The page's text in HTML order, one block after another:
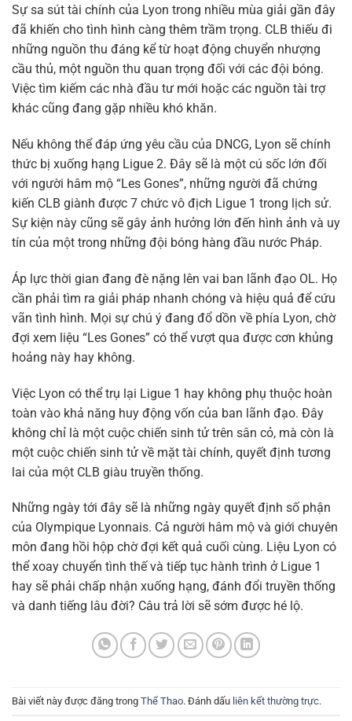
Sự sa sút tài chính của Lyon trong nhiều mùa giải gần đây
đã khiến cho tình hình càng thêm trầm trọng. CLB thiếu đi
những nguồn thu đáng kể từ hoạt động chuyển nhượng
cầu thủ, một nguồn thu quan trọng đối với các đội bóng.
Việc tìm kiếm các nhà đầu tư mới hoặc các nguồn tài trợ
khác cũng đang gặp nhiều khó khăn.
Nếu không thể đáp ứng yêu cầu của DNCG, Lyon sẽ chính
thức bị xuống hạng Ligue 2. Đây sẽ là một cú sốc lớn đối
với người hâm mộ “Les Gones”, những người đã chứng
kiến CLB giành được 7 chức vô địch Ligue 1 trong lịch sử.
Sự kiện này cũng sẽ gây ảnh hưởng lớn đến hình ảnh và uy
tín của một trong những đội bóng hàng đầu nước Pháp.
Áp lực thời gian đang đè nặng lên vai ban lãnh đạo OL. Họ
cần phải tìm ra giải pháp nhanh chóng và hiệu quả để cứu
vãn tình hình. Mọi sự chú ý đang đổ dồn về phía Lyon, chờ
đợi xem liệu “Les Gones” có thể vượt qua được cơn khủng
hoảng này hay không.
Việc Lyon có thể trụ lại Ligue 1 hay không phụ thuộc hoàn
toàn vào khả năng huy động vốn của ban lãnh đạo. Đây
không chỉ là một cuộc chiến sinh tử trên sân cỏ, mà còn là
một cuộc chiến sinh tử về mặt tài chính, quyết định tương
lai của một CLB giàu truyền thống.
Những ngày tới đây sẽ là những ngày quyết định số phận
của Olympique Lyonnais. Cả người hâm mộ và giới chuyên
môn đang hồi hộp chờ đợi kết quả cuối cùng. Liệu Lyon có
thể xoay chuyển tình thế và tiếp tục hành trình ở Ligue 1
hay sẽ phải chấp nhận xuống hạng, đánh đổi truyền thống
và danh tiếng lâu đời? Câu trả lời sẽ sớm được hé lộ.
Bài viết này được đăng trong Thể Thao. Đánh dấu liên kết thường trực.